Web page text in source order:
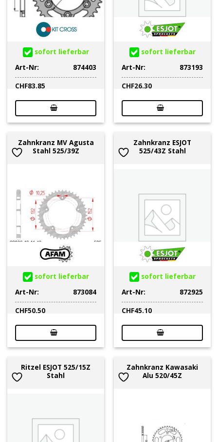
sofort lieferbar
Art-Nr:
874403
CHF83.85
sofort lieferbar
Art-Nr:
873193
CHF26.30
Zahnkranz MV Agusta
Stahl 525/39Z
sofort lieferbar
Art-Nr:
873084
CHF50.50
Zahnkranz ESJOT
525/43Z Stahl
sofort lieferbar
Art-Nr:
872925
CHF45.10
Ritzel ESJOT 525/15Z
Stahl
Zahnkranz Kawasaki
Alu 520/45Z